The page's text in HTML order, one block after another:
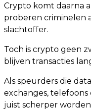
Crypto komt daarna
proberen criminelen
slachtoffer.
Toch is crypto geen
blijven transacties
Als speurders die
exchanges,
juist scherper